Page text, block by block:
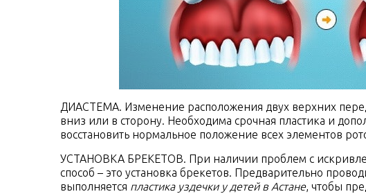
ДИАСТЕМА. Изменение расположения двух верхних
вниз или в сторону. Необходима срочная пластика и
восстановить нормальное положение всех элементов
УСТАНОВКА БРЕКЕТОВ. При наличии проблем с
способ – это установка брекетов. Предварительно
выполняется пластика уздечки у детей в Астане, чтобы